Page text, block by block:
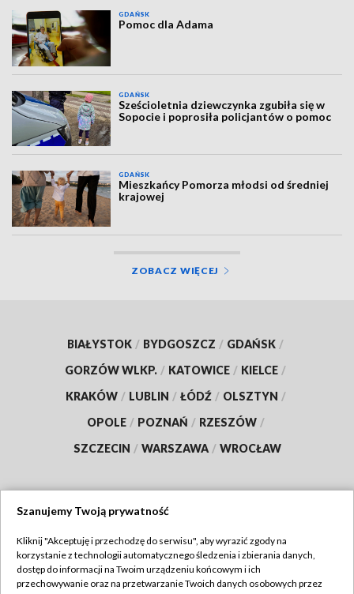
GDAŃSK
Pomoc dla Adama
GDAŃSK
Sześcioletnia dziewczynka zgubiła się w
Sopocie i poprosiła policjantów o pomoc
GDAŃSK
Mieszkańcy Pomorza młodsi od średniej
krajowej
ZOBACZ WIĘCEJ
BIAŁYSTOK / BYDGOSZCZ / GDAŃSK /
GORZÓW WLKP. / KATOWICE / KIELCE /
KRAKÓW / LUBLIN / ŁÓDŹ / OLSZTYN /
OPOLE / POZNAŃ / RZESZÓW /
SZCZECIN / WARSZAWA / WROCŁAW
TVP
Abonament TVP
Regulamin TVP
Szanujemy Twoją prywatność
Kliknij "Akceptuję i przechodzę do serwisu", aby wyrazić zgody na
korzystanie z technologii automatycznego śledzenia i zbierania danych,
dostęp do informacji na Twoim urządzeniu końcowym i ich
przechowywanie oraz na przetwarzanie Twoich danych osobowych przez